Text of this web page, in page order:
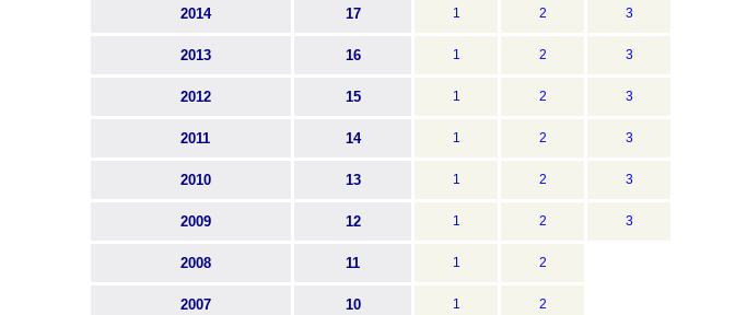
2014 17 1 2 3
2013 16 1 2 3
2012 15 1 2 3
2011 14 1 2 3
2010 13 1 2 3
2009 12 1 2 3
2008 11 1 2
2007 10 1 2